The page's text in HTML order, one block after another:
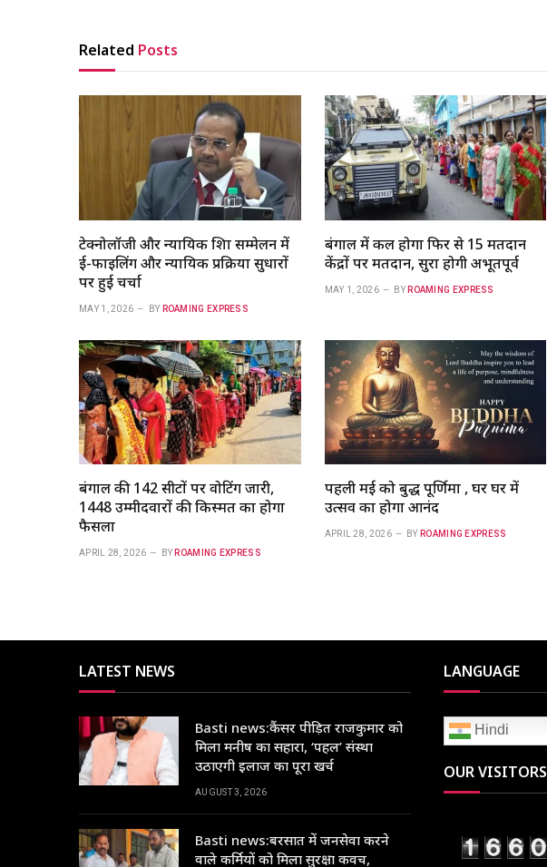
Related Posts
टेक्नोलॉजी और न्यायिक शिक्षा सम्मेलन में
ई-फाइलिंग और न्यायिक प्रक्रिया सुधारों
पर हुई चर्चा
MAY 1, 2026 BY ROAMING EXPRESS
बंगाल में कल होगा फिर से 15 मतदान
केंद्रों पर मतदान, सुरक्षा होगी अभूतपूर्व
MAY 1, 2026 BY ROAMING EXPRESS
बंगाल की 142 सीटों पर वोटिंग जारी,
1448 उम्मीदवारों की किस्मत का होगा
फैसला
APRIL 28, 2026 BY ROAMING EXPRESS
पहली मई को बुद्ध पूर्णिमा , घर घर में
उत्सव का होगा आनंद
APRIL 28, 2026 BY ROAMING EXPRESS
LATEST NEWS
Basti news:कैंसर पीड़ित राजकुमार को
मिला मनीष का सहारा, ‘पहल’ संस्था
उठाएगी इलाज का पूरा खर्च
AUGUST 3, 2026
Basti news:बरसात में जनसेवा करने
वाले कर्मियों को मिला सुरक्षा कवच,
LANGUAGE
Hindi
OUR VISITORS